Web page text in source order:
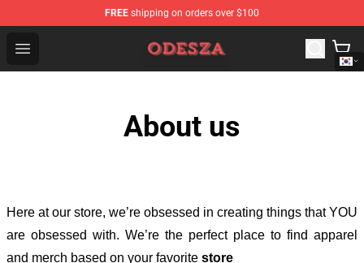
FREE shipping on orders over $100
Open menu
ODESZA Shop - Official ODESZA Merchandise Store
About us
Here at our store, we’re obsessed in creating things that YOU
are obsessed with. We’re the perfect place to find apparel
and merch based on your favorite store